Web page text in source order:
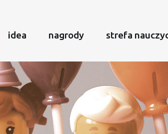
idea nagrody strefa